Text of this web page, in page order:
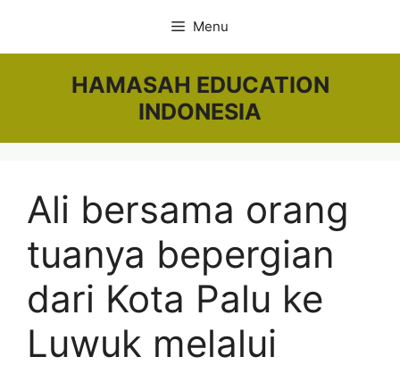
content
Menu
HAMASAH EDUCATION
INDONESIA
Ali bersama orang
tuanya bepergian
dari Kota Palu ke
Luwuk melalui